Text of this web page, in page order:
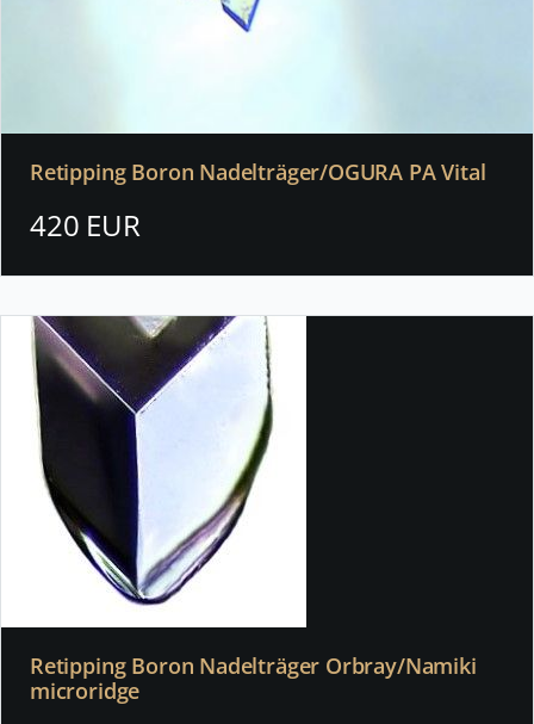
Retipping Boron Nadelträger/OGURA PA Vital
420 EUR
Retipping Boron Nadelträger Orbray/Namiki
microridge